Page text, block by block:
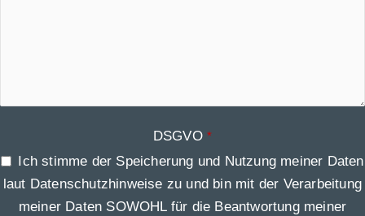
DSGVO *
Ich stimme der Speicherung und Nutzung meiner Daten
laut Datenschutzhinweise zu und bin mit der Verarbeitung
meiner Daten SOWOHL für die Beantwortung meiner